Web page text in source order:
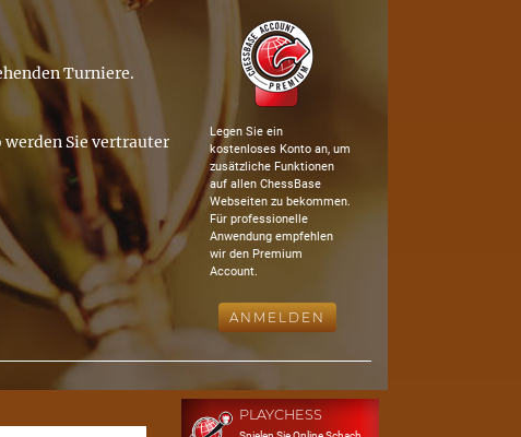
Turniere.
Sie vertrauter
Legen Sie ein
kostenloses Konto an, um
zusätzliche Funktionen
auf allen ChessBase
Webseiten zu bekommen.
Für professionelle
Anwendung empfehlen
wir den Premium
Account.
ANMELDEN
PLAYCHESS